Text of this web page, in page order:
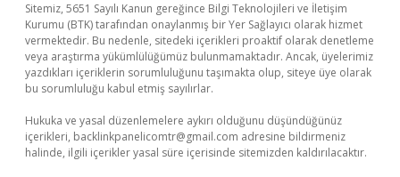
Sitemiz, 5651 Sayılı Kanun gereğince Bilgi Teknolojileri ve İletişim
Kurumu (BTK) tarafından onaylanmış bir Yer Sağlayıcı olarak hizmet
vermektedir. Bu nedenle, sitedeki içerikleri proaktif olarak denetleme
veya araştırma yükümlülüğümüz bulunmamaktadır. Ancak, üyelerimiz
yazdıkları içeriklerin sorumluluğunu taşımakta olup, siteye üye olarak
bu sorumluluğu kabul etmiş sayılırlar.
Hukuka ve yasal düzenlemelere aykırı olduğunu düşündüğünüz
içerikleri, backlinkpanelicomtr@gmail.com adresine bildirmeniz
halinde, ilgili içerikler yasal süre içerisinde sitemizden kaldırılacaktır.